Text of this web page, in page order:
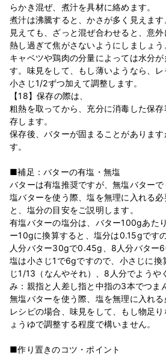
らかき混ぜ、煮汁を具材に絡めます。
煮汁は沸騰すると、かさが多く見えま
見えても、ざっと混ぜ合わせると、意
熱し過ぎて焦がさないようにしましょう
キャベツや鶏肉の分量によっては水分
す。味見をして、もし薄いようなら、
小さじ1/2ずつ加えて調整します。
【18】保存の際は、
粗熱を取ってから、充分に消毒した保
存します。
保存後、バターが固まることがありま
す。
■補足：バターの有塩・無塩
バターは有塩推奨ですが、無塩バター
塩バターを使う際、塩を無理に入れる
と、塩分の目安をご説明します。
有塩バターの塩分は、バター100gあた
ー10gに換算すると、塩分は0.15gです
人分バター30gで0.45g、8人分バター
塩は小さじ1で6gですので、小さじに換
じ1/13（なんやそれ）、8人分でようや
み：親指と人差し指と中指の3本でつま
無塩バターを使う際、塩を無理に入れ
レシピの場合、味見をして、もし物足
ょうゆで調整する程度で構いません。
■作り置きのコツ・ポイント